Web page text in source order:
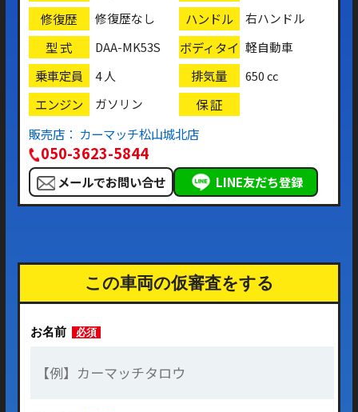
修復歴 修復歴なし ハンドル 右ハンドル
型 式 DAA-MK53S
ボディタイ
プ
軽自動車
乗車定員 4 人 排気量 650 cc
エンジン ガソリン
保 証
販売店： カーマッチ松山城北店
050-3623-5844
メールでお問い合せ LINE友だち登録
この車両の仮審査をする
お名前 必須